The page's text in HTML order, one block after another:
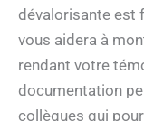
dévalorisante est
vous aidera à
rendant votre
documentation
collègues qui